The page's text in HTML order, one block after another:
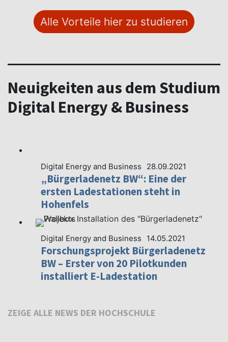
Alle Vorteile hier zu studieren
Neuigkeiten aus dem Studium
Digital Energy & Business
Digital Energy and Business 28.09.2021
„Bürgerladenetz BW“: Eine der
ersten Ladestationen steht in
Hohenfels
Digital Energy and Business 14.05.2021
Forschungsprojekt Bürgerladenetz
BW – Erster von 20 Pilotkunden
installiert E-Ladestation
ZEIGE ALLE NEWS DER HOCHSCHULE